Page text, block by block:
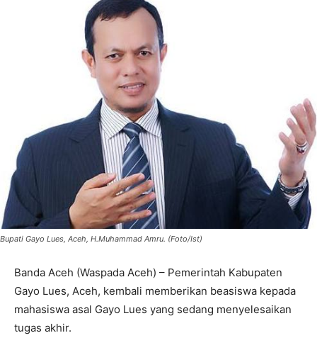
Bupati Gayo Lues, Aceh, H.Muhammad Amru. (Foto/Ist)
Banda Aceh (Waspada Aceh) – Pemerintah Kabupaten
Gayo Lues, Aceh, kembali memberikan beasiswa kepada
mahasiswa asal Gayo Lues yang sedang menyelesaikan
tugas akhir.